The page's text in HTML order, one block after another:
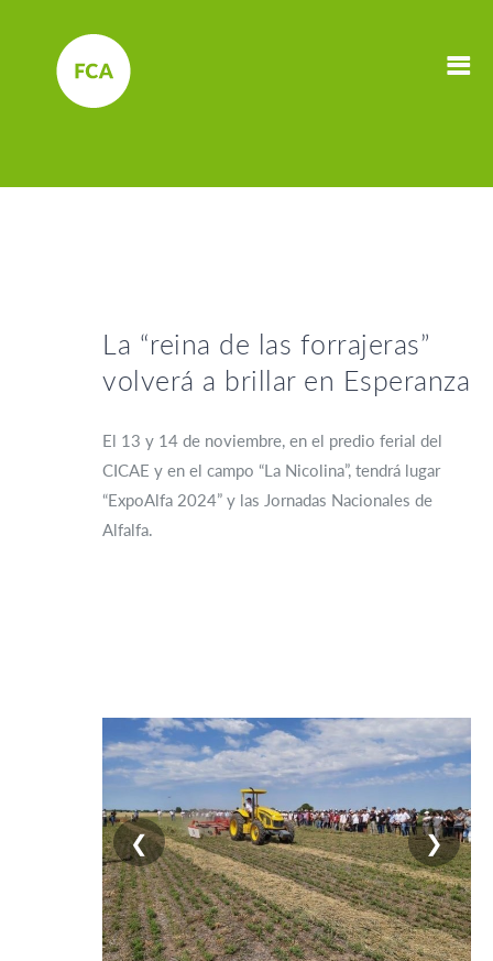
La “reina de las forrajeras”
volverá a brillar en Esperanza
El 13 y 14 de noviembre, en el predio ferial del
CICAE y en el campo “La Nicolina”, tendrá lugar
“ExpoAlfa 2024” y las Jornadas Nacionales de
Alfalfa.
❮ ❯